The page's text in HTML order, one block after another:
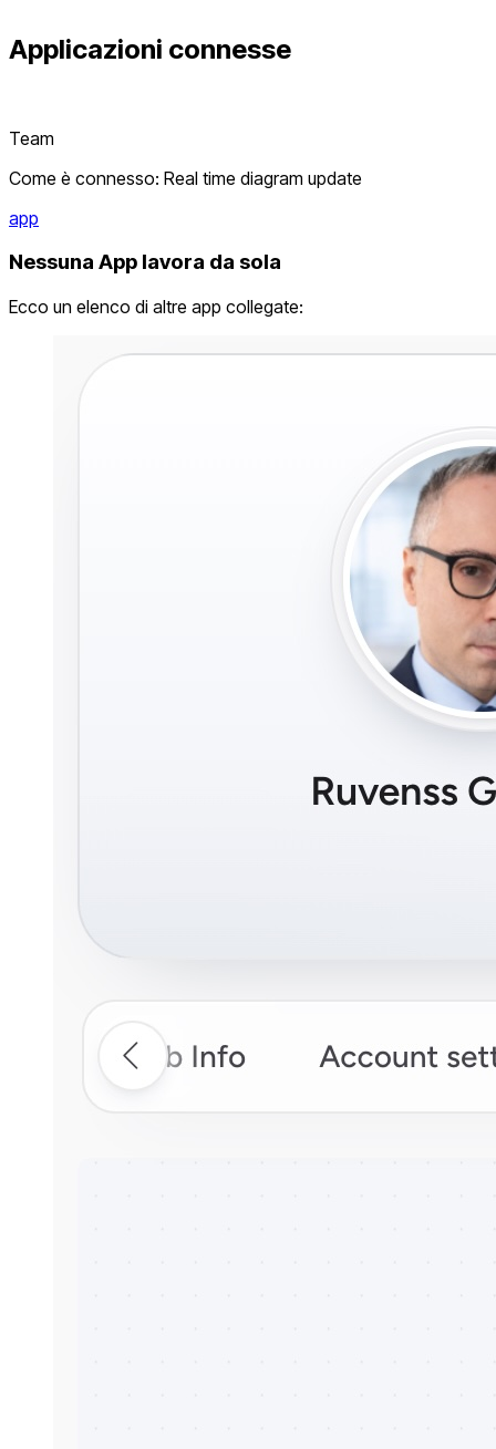
Applicazioni connesse
Team
Come è connesso: Real time diagram update
app
Nessuna App lavora da sola
Ecco un elenco di altre app collegate: